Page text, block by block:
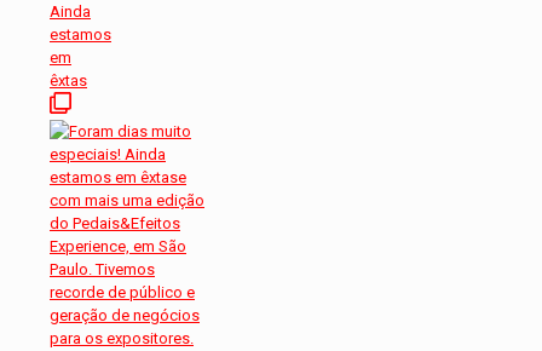
Ainda
estamos
em
êxtas